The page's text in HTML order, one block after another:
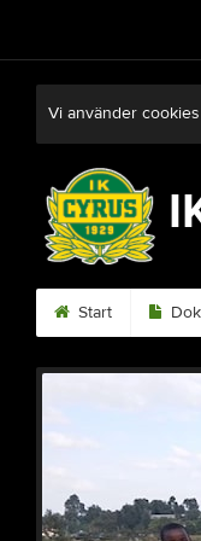
Vi använder
Start